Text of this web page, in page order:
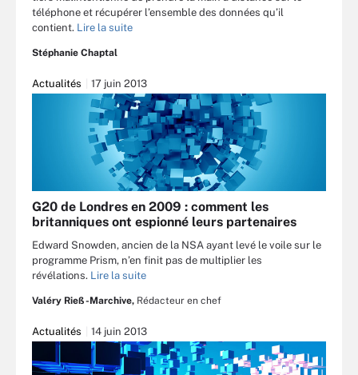
téléphone et récupérer l’ensemble des données qu’il
contient. Lire la suite
Stéphanie Chaptal
Actualités 17 juin 2013
G20 de Londres en 2009 : comment les
britanniques ont espionné leurs partenaires
Edward Snowden, ancien de la NSA ayant levé le voile sur le
programme Prism, n’en finit pas de multiplier les
révélations. Lire la suite
Valéry Rieß-Marchive, Rédacteur en chef
Actualités 14 juin 2013